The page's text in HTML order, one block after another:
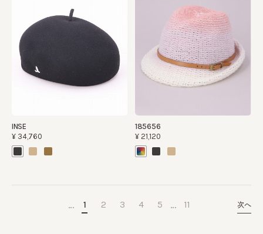
INSE
¥34,760
185656
¥21,120
… 1 2 3 4 5 … 11 次へ